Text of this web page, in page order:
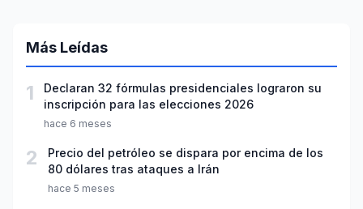
Más Leídas
1
Declaran 32 fórmulas presidenciales lograron su
inscripción para las elecciones 2026
hace 6 meses
2
Precio del petróleo se dispara por encima de los
80 dólares tras ataques a Irán
hace 5 meses